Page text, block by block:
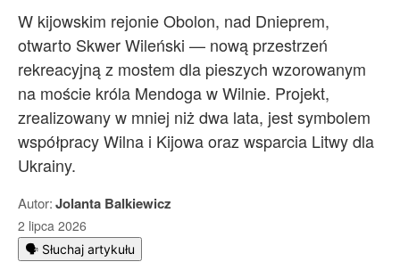
W kijowskim rejonie Obolon, nad Dnieprem,
otwarto Skwer Wileński — nową przestrzeń
rekreacyjną z mostem dla pieszych wzorowanym
na moście króla Mendoga w Wilnie. Projekt,
zrealizowany w mniej niż dwa lata, jest symbolem
współpracy Wilna i Kijowa oraz wsparcia Litwy dla
Ukrainy.
Autor:Jolanta Balkiewicz
2 lipca 2026
🗣️ Słuchaj artykułu